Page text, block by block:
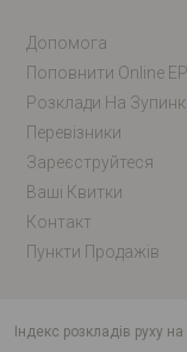
Допомога
Розклади На
Перевізники
Зареєструйтеся
Ваші Квитки
Контакт
Пункти Продажів
індекс розкладів руху